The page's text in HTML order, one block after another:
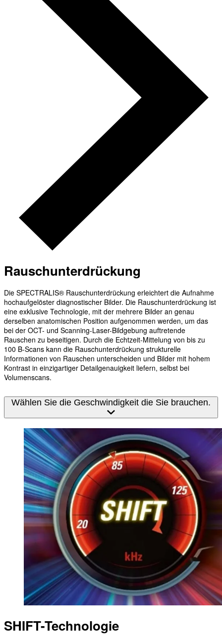
Rauschunterdrückung
Die SPECTRALIS® Rauschunterdrückung erleichtert die Aufnahme
hochaufgelöster diagnostischer Bilder. Die Rauschunterdrückung ist
eine exklusive Technologie, mit der mehrere Bilder an genau
derselben anatomischen Position aufgenommen werden, um das
bei der OCT- und Scanning-Laser-Bildgebung auftretende
Rauschen zu beseitigen. Durch die Echtzeit-Mittelung von bis zu
100 B-Scans kann die Rauschunterdrückung strukturelle
Informationen von Rauschen unterscheiden und Bilder mit hohem
Kontrast in einzigartiger Detailgenauigkeit liefern, selbst bei
Volumenscans.
Wählen Sie die Geschwindigkeit die Sie brauchen.
SHIFT-Technologie